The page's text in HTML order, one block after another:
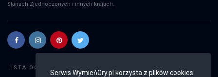
Serwis WymieńGry.pl korzysta z plików cookies
Stanach Zjednoczonych i innych krajach.
LISTA OGŁOSZEŃ: